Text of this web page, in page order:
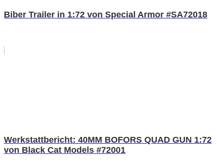
Biber Trailer in 1:72 von Special Armor #SA72018
Werkstattbericht: 40MM BOFORS QUAD GUN 1:72
von Black Cat Models #72001